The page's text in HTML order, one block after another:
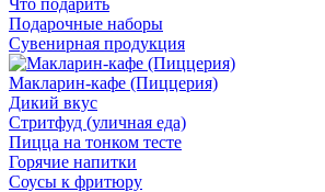
Что подарить
Подарочные наборы
Сувенирная продукция
Макларин-кафе (Пиццерия)
Дикий вкус
Стритфуд (уличная еда)
Пицца на тонком тесте
Горячие напитки
Соусы к фритюру